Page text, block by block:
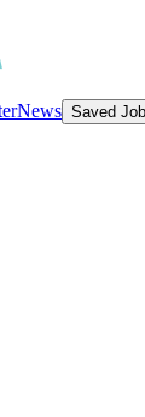
News Saved